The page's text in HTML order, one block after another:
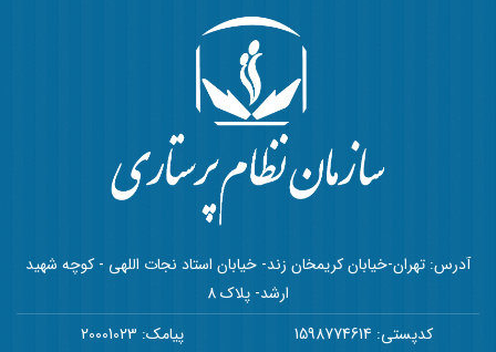
آدرس: تهران-خیابان کریمخان زند- خیابان استاد نجات اللهی - کوچه شهید
ارشد- پلاک 8
کدپستی: 1598774614
پیامک: 20001023